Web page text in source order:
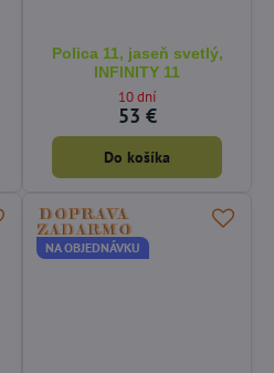
Polica 11, jaseň svetlý,
INFINITY 11
10 dní
53 €
Do košíka
NA OBJEDNÁVKU